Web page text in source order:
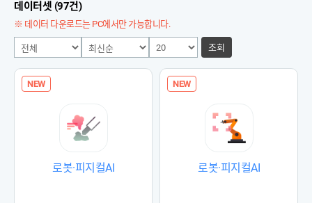
데이터셋 (97건)
※ 데이터 다운로드는 PC에서만 가능합니다.
조회
NEW
로봇·피지컬AI
NEW
로봇·피지컬AI